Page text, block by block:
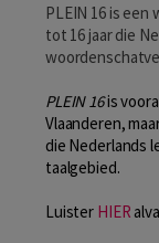
PLEIN 16 is
tot 16 jaar die
PLEIN 16is
Vlaanderen,
die Nederlands
taalgebied.
Luister HIER